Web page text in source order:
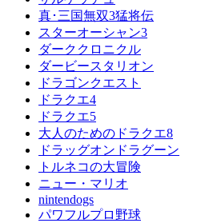
真･三国無双3猛将伝
スターオーシャン3
ダーククロニクル
ダービースタリオン
ドラゴンクエスト
ドラクエ4
ドラクエ5
大人のためのドラクエ8
ドラッグオンドラグーン
トルネコの大冒険
ニュー・マリオ
nintendogs
パワフルプロ野球